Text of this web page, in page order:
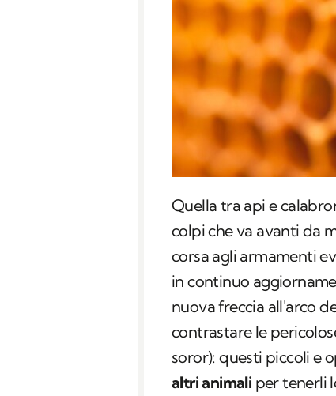
Quella tra api e
colpi che va avanti da
corsa agli armamenti
in continuo
nuova freccia all'arco
contrastare le
soror): questi piccoli e
altri animali per tenerli